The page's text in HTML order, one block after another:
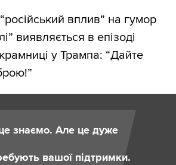
вплив” на гумор
виявляється в епізоді
у Трампа: “Дайте
знаємо. Але це дуже
вашої підтримки.